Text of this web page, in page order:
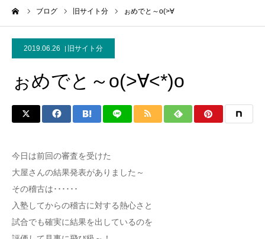
ブログ 旧サイト分 ぉめでと～o(>∀
2019.06.26 旧サイト分
ぉめでと～o(>∀<*)o
今日は前回の審査を受けた
大屋さんの結果発表がありました～
その稽古は･･････
入塾してからの稽古に対する熱心さと
試合でも確実に結果を出しているのを